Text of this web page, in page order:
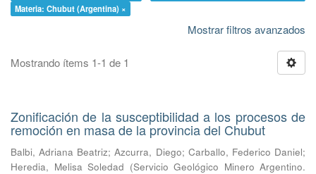
Materia: Chubut (Argentina) ×
Mostrar filtros avanzados
Mostrando ítems 1-1 de 1
Zonificación de la susceptibilidad a los procesos de
remoción en masa de la provincia del Chubut
Balbi, Adriana Beatriz;Azcurra, Diego; Carballo, Federico Daniel;
Heredia, Melisa Soledad (Servicio Geológico Minero Argentino.